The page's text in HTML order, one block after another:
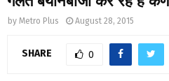
by Metro Plus August 28, 2015
SHARE 0